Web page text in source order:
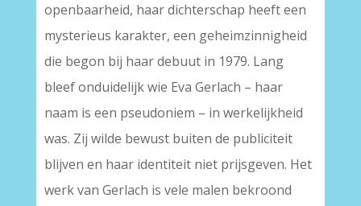
openbaarheid, haar dichterschap heeft een
mysterieus karakter, een geheimzinnigheid
die begon bij haar debuut in 1979. Lang
bleef onduidelijk wie Eva Gerlach – haar
naam is een pseudoniem – in werkelijkheid
was. Zij wilde bewust buiten de publiciteit
blijven en haar identiteit niet prijsgeven. Het
werk van Gerlach is vele malen bekroond